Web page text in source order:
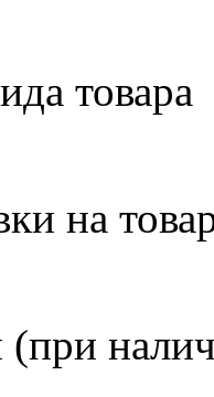
товара
на
(при